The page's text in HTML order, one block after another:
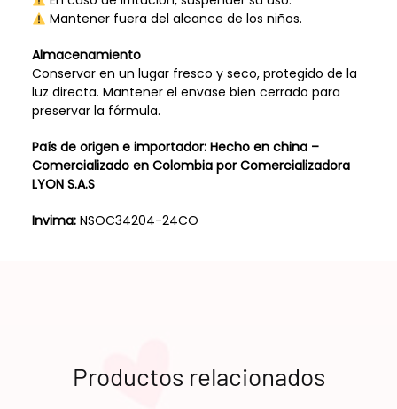
Mantener fuera del alcance de los niños.
Almacenamiento
Conservar en un lugar fresco y seco, protegido de la
luz directa. Mantener el envase bien cerrado para
preservar la fórmula.
País de origen e importador: Hecho en china –
Comercializado en Colombia por Comercializadora
LYON S.A.S
Invima:NSOC34204-24CO
Productos relacionados